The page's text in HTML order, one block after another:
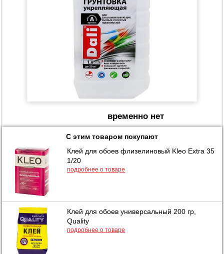
временно нет
С этим товаром покупают
Клей для обоев флизелиновый Kleo Extra 35
1/20
подробнее о товаре
Клей для обоев универсальный 200 гр,
Quality
подробнее о товаре